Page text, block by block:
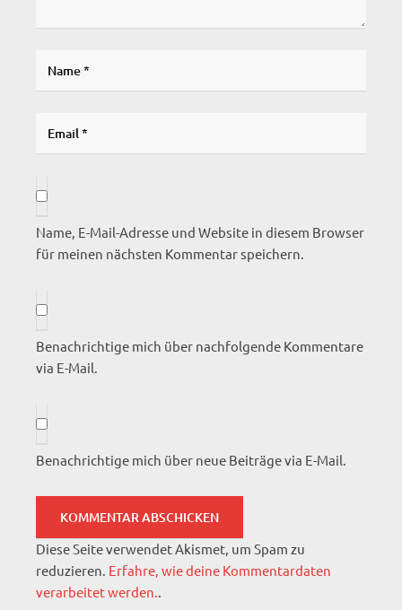
Name, E-Mail-Adresse und Website in diesem Browser
für meinen nächsten Kommentar speichern.
Benachrichtige mich über nachfolgende Kommentare
via E-Mail.
Benachrichtige mich über neue Beiträge via E-Mail.
Diese Seite verwendet Akismet, um Spam zu
reduzieren. Erfahre, wie deine Kommentardaten
verarbeitet werden.